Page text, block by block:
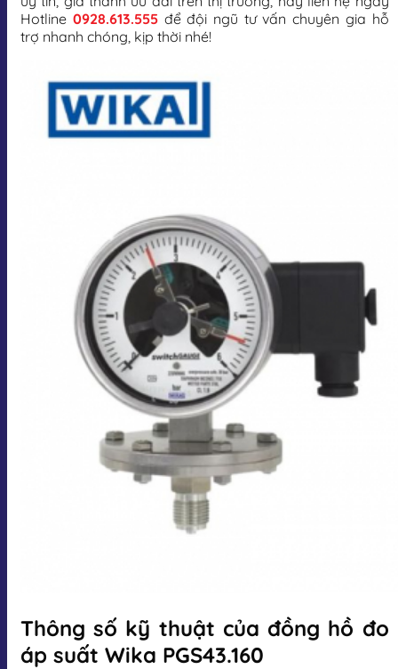
Hotline 0928.613.555 để đội ngũ tư vấn chuyên gia hỗ
trợ nhanh chóng, kịp thời nhé!
Thông số kỹ thuật của đồng hồ đo
áp suất Wika PGS43.160